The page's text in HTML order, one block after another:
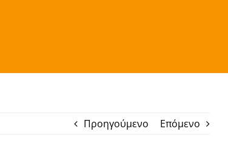
Προηγούμενο Επόμενο